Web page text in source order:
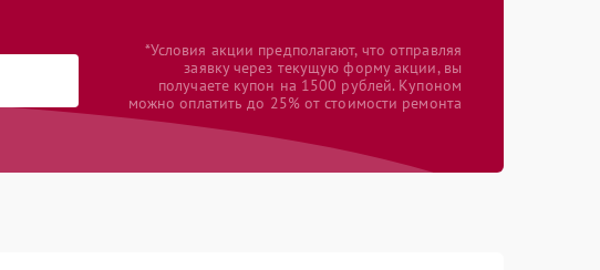
*Условия акции предполагают, что отправляя
заявку через текущую форму акции, вы
получаете купон на 1500 рублей. Купоном
можно оплатить до 25% от стоимости ремонта